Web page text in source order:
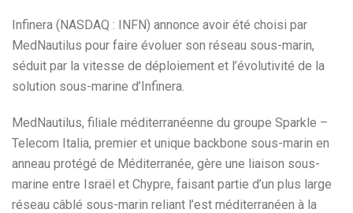
Infinera (NASDAQ : INFN) annonce avoir été choisi par
MedNautilus pour faire évoluer son réseau sous-marin,
séduit par la vitesse de déploiement et l’évolutivité de la
solution sous-marine d’Infinera.
MedNautilus, filiale méditerranéenne du groupe Sparkle –
Telecom Italia, premier et unique backbone sous-marin en
anneau protégé de Méditerranée, gère une liaison sous-
marine entre Israël et Chypre, faisant partie d’un plus large
réseau câblé sous-marin reliant l’est méditerranéen à la